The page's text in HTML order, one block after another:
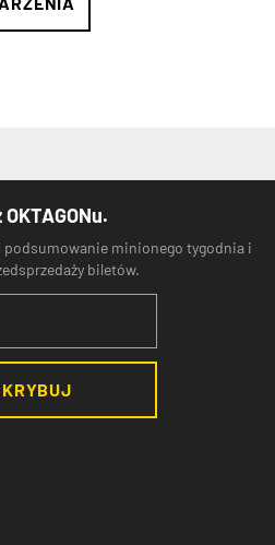
podsumowanie minionego tygodnia i
biletów.